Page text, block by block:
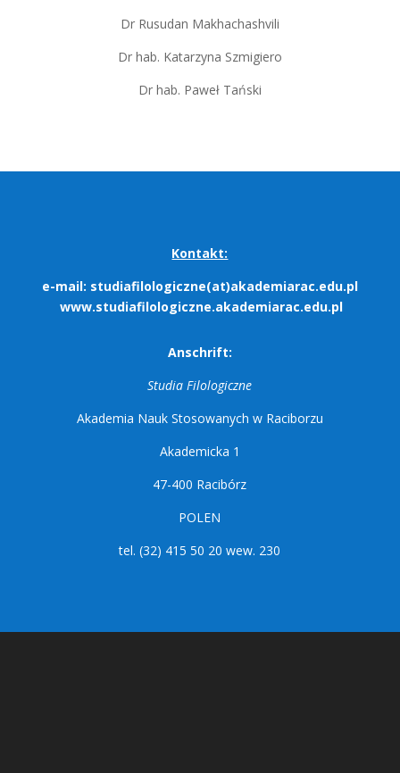
Dr Rusudan Makhachashvili
Dr hab. Katarzyna Szmigiero
Dr hab. Paweł Tański
Kontakt:
e-mail: studiafilologiczne(at)akademiarac.edu.pl
www.studiafilologiczne.akademiarac.edu.pl
Anschrift:
Studia Filologiczne
Akademia Nauk Stosowanych w Raciborzu
Akademicka 1
47-400 Racibórz
POLEN
tel. (32) 415 50 20 wew. 230